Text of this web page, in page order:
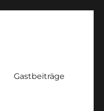
Gastbeiträge